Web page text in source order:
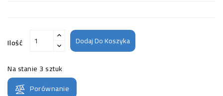
(SPRZĘT)
OCZKO
WODNE
(SPRZĘT)
Ilość Dodaj Do Koszyka
Na stanie 3 sztuk
Porównanie